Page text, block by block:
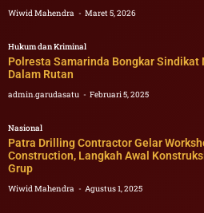
Wiwid Mahendra Maret 5, 2026
Hukum dan Kriminal
Polresta Samarinda Bongkar Sindikat
Dalam Rutan
admin.garudasatu Februari 5, 2025
Nasional
Patra Drilling Contractor Gelar
Construction, Langkah Awal
Grup
Wiwid Mahendra Agustus 1, 2025